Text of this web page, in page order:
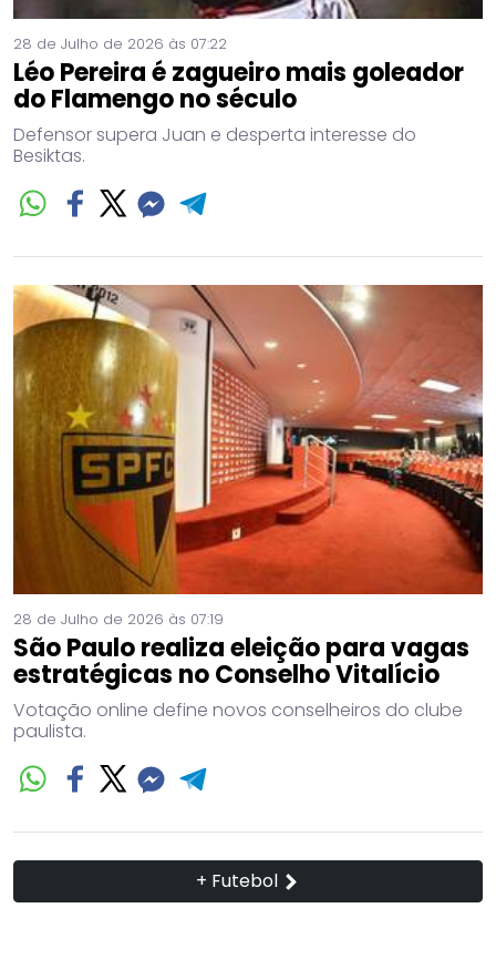
28 de Julho de 2026 às 07:22
Léo Pereira é zagueiro mais goleador
do Flamengo no século
Defensor supera Juan e desperta interesse do
Besiktas.
28 de Julho de 2026 às 07:19
São Paulo realiza eleição para vagas
estratégicas no Conselho Vitalício
Votação online define novos conselheiros do clube
paulista.
+ Futebol